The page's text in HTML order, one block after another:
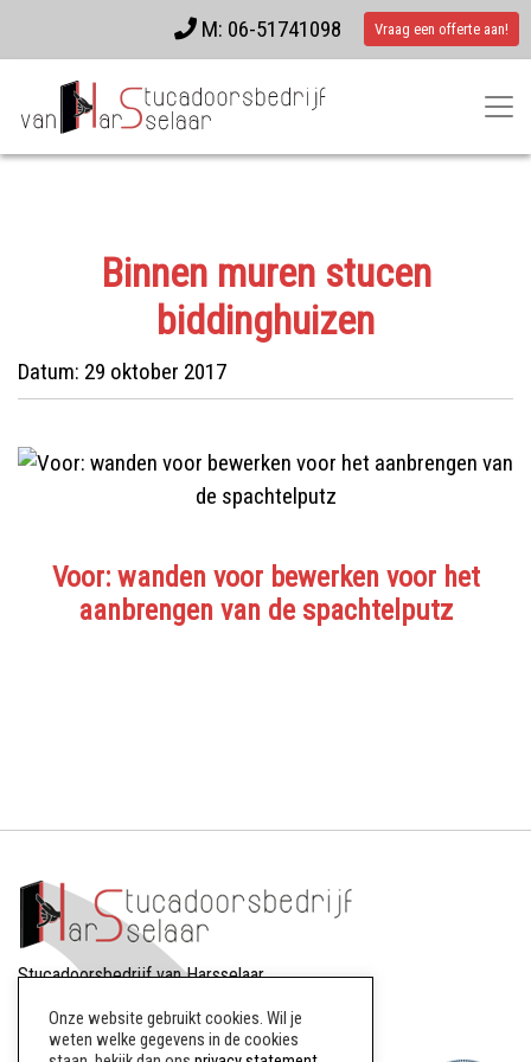
Vraag een offerte aan!
M: 06-51741098
Binnen muren stucen
biddinghuizen
Datum: 29 oktober 2017
Voor: wanden voor bewerken voor het
aanbrengen van de spachtelputz
Stucadoorsbedrijf van Harsselaar
8256AW Biddinghuizen
Onze website gebruikt cookies. Wil je
weten welke gegevens in de cookies